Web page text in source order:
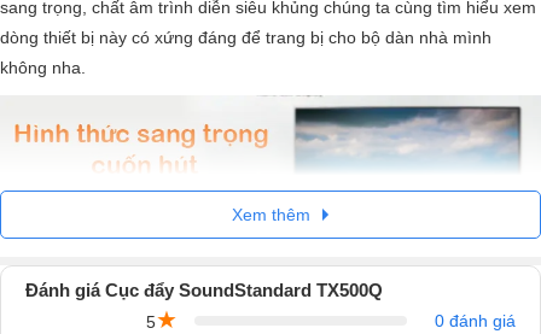
sang trọng, chất âm trình diễn siêu khủng chúng ta cùng tìm hiểu xem
dòng thiết bị này có xứng đáng để trang bị cho bộ dàn nhà mình
không nha.
Xem thêm
Đánh giá Cục đẩy SoundStandard TX500Q
5★
0 đánh giá